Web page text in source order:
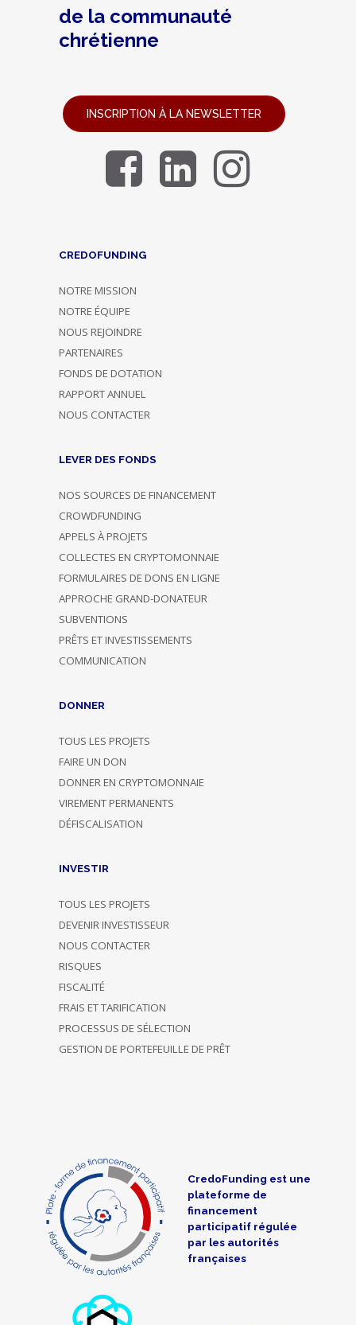
de la communauté
chrétienne
INSCRIPTION À LA NEWSLETTER
CREDOFUNDING
NOTRE MISSION
NOTRE ÉQUIPE
NOUS REJOINDRE
PARTENAIRES
FONDS DE DOTATION
RAPPORT ANNUEL
NOUS CONTACTER
LEVER DES FONDS
NOS SOURCES DE FINANCEMENT
CROWDFUNDING
APPELS À PROJETS
COLLECTES EN CRYPTOMONNAIE
FORMULAIRES DE DONS EN LIGNE
APPROCHE GRAND-DONATEUR
SUBVENTIONS
PRÊTS ET INVESTISSEMENTS
COMMUNICATION
DONNER
TOUS LES PROJETS
FAIRE UN DON
DONNER EN CRYPTOMONNAIE
VIREMENT PERMANENTS
DÉFISCALISATION
INVESTIR
TOUS LES PROJETS
DEVENIR INVESTISSEUR
NOUS CONTACTER
RISQUES
FISCALITÉ
FRAIS ET TARIFICATION
PROCESSUS DE SÉLECTION
GESTION DE PORTEFEUILLE DE PRÊT
CredoFunding est une
plateforme de
financement
participatif régulée
par les autorités
françaises